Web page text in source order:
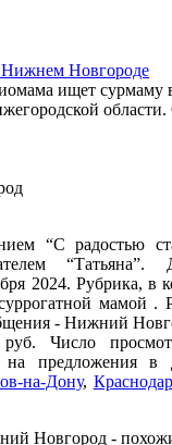
Новгороде
ищет
области.
“С радостью
“Татьяна”.
2024. Рубрика, в
мамой .
- Нижний
руб. Число
предложения в
на-Дону, Краснодар
Новгород -